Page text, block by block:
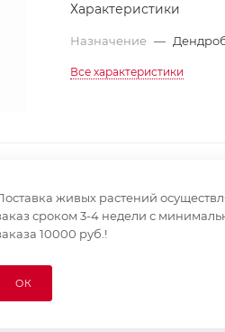
Характеристики
Назначение —
Все характеристики
ОПЛАТА
орхидных. Для того,
У разных видов
грунт. Нельзя
живых растений
сроком 3-4 недели с
10000 руб.!
ОК